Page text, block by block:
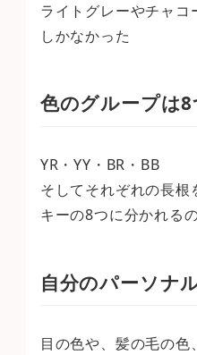
ライトグレーやチャ
しかなかった
色のグループは
YR・YY・BR・BB
そしてそれぞれの長
キーの8つに分かれる
自分のパーソナ
目の色や、髪の毛の